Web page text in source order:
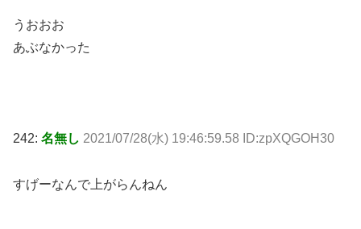
うおおお
あぶなかった
242: 名無し 2021/07/28(水) 19:46:59.58 ID:zpXQGOH30
すげーなんで上がらんねん